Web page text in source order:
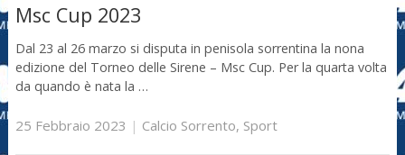
Msc Cup 2023
Dal 23 al 26 marzo si disputa in penisola sorrentina la nona
edizione del Torneo delle Sirene – Msc Cup. Per la quarta volta
da quando è nata la …
25 Febbraio 2023 | Calcio Sorrento, Sport